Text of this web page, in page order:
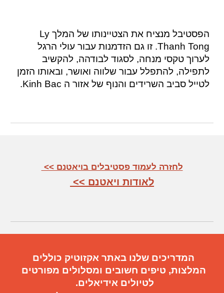
הפסטיבל מנציח את הצטיינותו של המלך Ly
Thanh Tong. זו גם הזדמנות עבור עולי הרגל
לערוך טקסי מנחה, לסגוד לבודהה, להקשיב
לתפילה, להתפלל עבור שלווה ואושר, ובאותו הזמן
לטייל סביב השרידים והנוף של אזור ה Kinh Bac.
לחזרה לעמוד פסטיבלים בויאטנם >>
לאודות ויאטנם >>
המדריכים שלנו באתר אקזוטיק כוללים
המלצות, טיפים חשובים ומסלולים מפורטים
לטיולים אידיאלים.